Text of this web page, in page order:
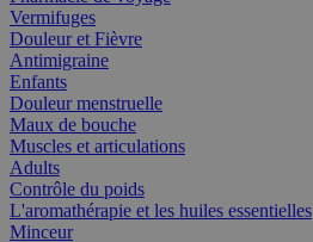
Vermifuges
Douleur et Fièvre
Antimigraine
Enfants
Douleur menstruelle
Maux de bouche
Muscles et articulations
Adults
Contrôle du poids
L'aromathérapie et les huiles essentielles
Minceur